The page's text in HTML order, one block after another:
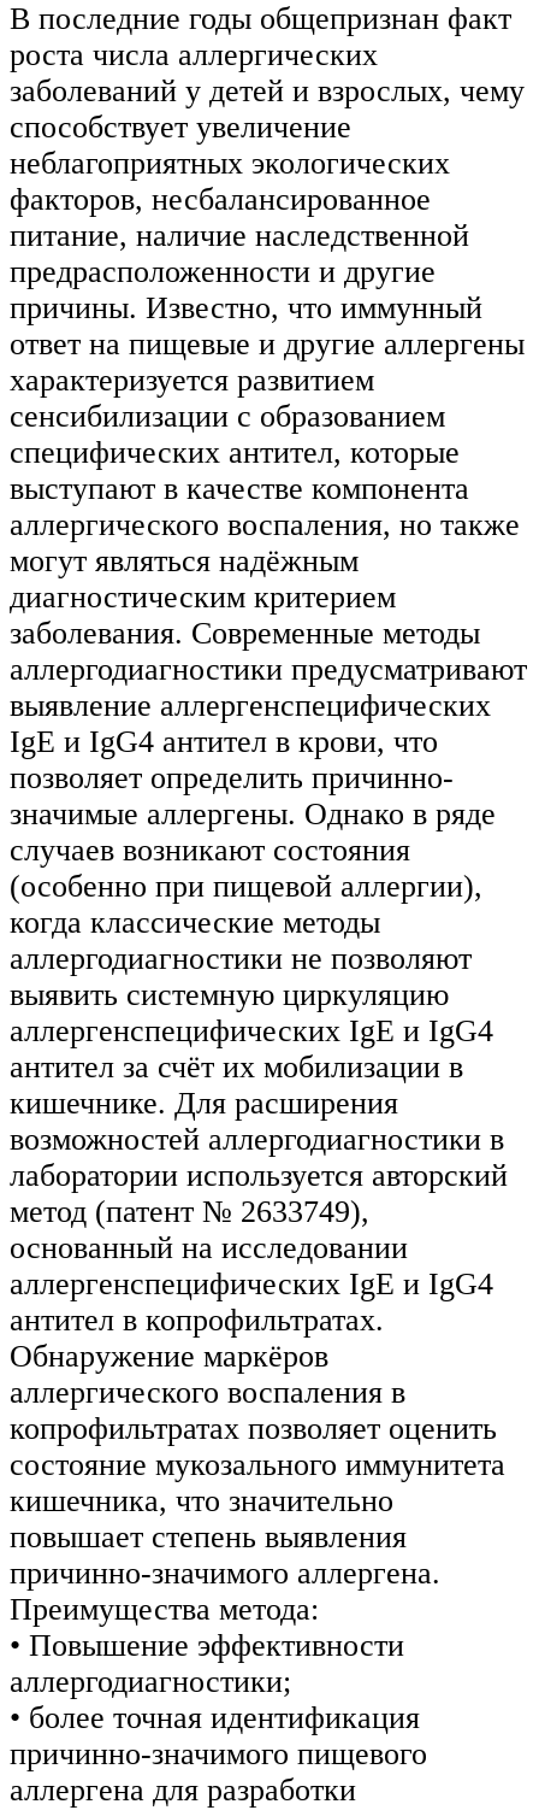
В последние годы общепризнан факт
роста числа аллергических
заболеваний у детей и взрослых, чему
способствует увеличение
неблагоприятных экологических
факторов, несбалансированное
питание, наличие наследственной
предрасположенности и другие
причины. Известно, что иммунный
ответ на пищевые и другие аллергены
характеризуется развитием
сенсибилизации с образованием
специфических антител, которые
выступают в качестве компонента
аллергического воспаления, но также
могут являться надёжным
диагностическим критерием
заболевания. Современные методы
аллергодиагностики предусматривают
выявление аллергенспецифических
IgЕ и IgG4 антител в крови, что
позволяет определить причинно-
значимые аллергены. Однако в ряде
случаев возникают состояния
(особенно при пищевой аллергии),
когда классические методы
аллергодиагностики не позволяют
выявить системную циркуляцию
аллергенспецифических IgE и IgG4
антител за счёт их мобилизации в
кишечнике. Для расширения
возможностей аллергодиагностики в
лаборатории используется авторский
метод (патент № 2633749),
основанный на исследовании
аллергенспецифических IgE и IgG4
антител в копрофильтратах.
Обнаружение маркёров
аллергического воспаления в
копрофильтратах позволяет оценить
состояние мукозального иммунитета
кишечника, что значительно
повышает степень выявления
причинно-значимого аллергена.
Преимущества метода:
• Повышение эффективности
аллергодиагностики;
• более точная идентификация
причинно-значимого пищевого
аллергена для разработки